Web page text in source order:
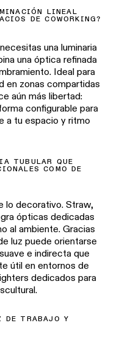
LINEAL
DE COWORKING?
necesitas una luminaria
una óptica refinada
. Ideal para
en zonas compartidas
aún más libertad:
configurable para
a tu espacio y ritmo
TUBULAR QUE
COMO DE
lo decorativo. Straw,
ópticas dedicadas
al ambiente. Gracias
luz puede orientarse
e indirecta que
útil en entornos de
dedicados para
.
DE TRABAJO Y